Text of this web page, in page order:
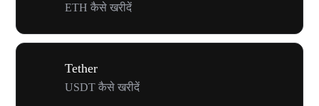
ETH कैसे खरीदें
Tether
USDT कैसे खरीदें